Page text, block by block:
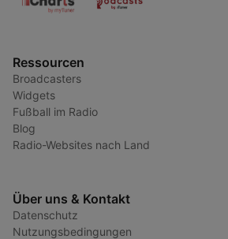
Ressourcen
Broadcasters
Widgets
Fußball im Radio
Blog
Radio-Websites nach Land
Über uns & Kontakt
Datenschutz
Nutzungsbedingungen